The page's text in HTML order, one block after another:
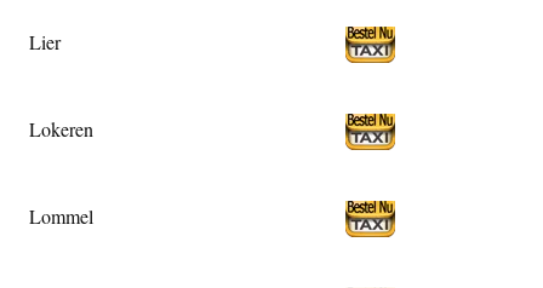
Lier
Lokeren
Lommel